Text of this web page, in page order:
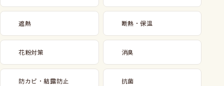
遮熱 断熱・保温
花粉対策 消臭
防カビ・結露防止 抗菌